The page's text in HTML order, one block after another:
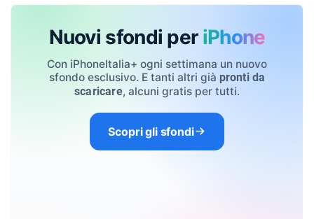
Nuovi sfondi per iPhone
Con iPhoneItalia+ ogni settimana un nuovo
sfondo esclusivo. E tanti altri già pronti da
scaricare, alcuni gratis per tutti.
Scopri gli sfondi